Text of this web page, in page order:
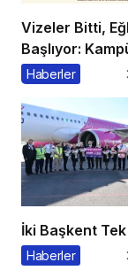
Vizeler Bitti,
Başlıyor:
Bahar Festivali
Haberler
İki Başkent
Haberler